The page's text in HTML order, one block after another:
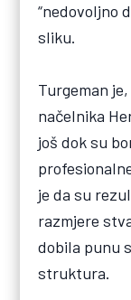
“nedovoljno
sliku.
Turgeman
načelnika
još dok su
je da su
razmjere
dobila punu
struktura.